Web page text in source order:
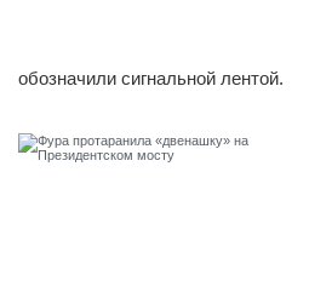
обозначили сигнальной лентой.